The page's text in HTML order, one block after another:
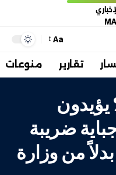
Aa
تقارير منوعات
رأي: 71% يؤيدون
ضريبة
من وزارة